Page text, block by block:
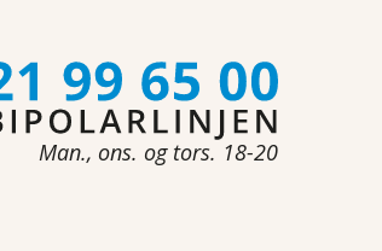
Man., ons. og tors. 18-20